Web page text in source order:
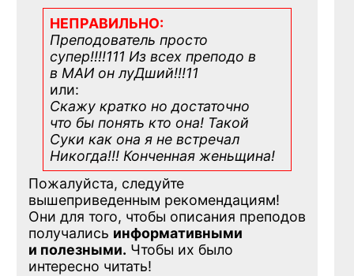
НЕПРАВИЛЬНО:
Преподователь просто
супер!!!!111 Из всех преподо в
в МАИ он луДший!!!11
или:
Скажу кратко но достаточно
что бы понять кто она! Такой
Суки как она я не встречал
Никогда!!! Конченная женьщина!
Пожалуйста, следуйте
вышеприведенным рекомендациям!
Они для того, чтобы описания преподов
получались информативными
и полезными. Чтобы их было
интересно читать!